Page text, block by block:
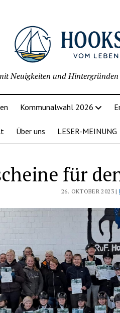
Neuigkeiten und
Kommunalwahl 2026
Über uns LESER-MEINUNG
für
26. OKTOBER 2023 |